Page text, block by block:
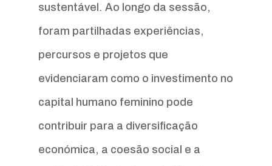
sustentável. Ao longo da sessão,
foram partilhadas experiências,
percursos e projetos que
evidenciaram como o investimento no
capital humano feminino pode
contribuir para a diversificação
económica, a coesão social e a